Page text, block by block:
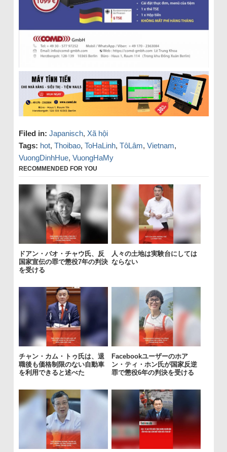
Filed in: Japanisch, Xã hội
Tags: hot, Thoibao, ToHaLinh, TôLâm, Vietnam,
VuongDinhHue, VuongHaMy
RECOMMENDED FOR YOU
ドアン・バオ・チャウ氏、反
国家宣伝の罪で懲役7年の判決
を受ける
人々の土地は実験台にしては
ならない
チャン・カム・トゥ氏は、退
職後も価格制限のない自動車
を利用できると述べた
Facebookユーザーのホア
ン・ティ・ホン氏が国家反逆
罪で懲役6年の判決を受ける